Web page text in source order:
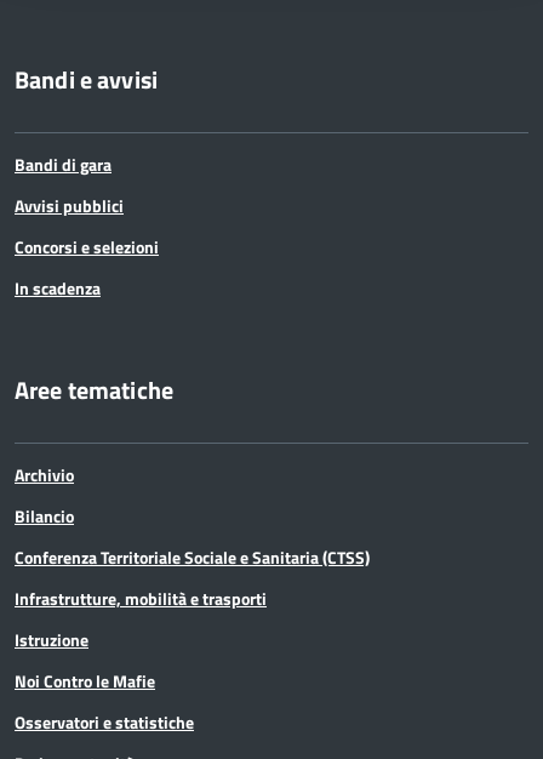
Bandi e avvisi
Bandi di gara
Avvisi pubblici
Concorsi e selezioni
In scadenza
Aree tematiche
Archivio
Bilancio
Conferenza Territoriale Sociale e Sanitaria (CTSS)
Infrastrutture, mobilità e trasporti
Istruzione
Noi Contro le Mafie
Osservatori e statistiche